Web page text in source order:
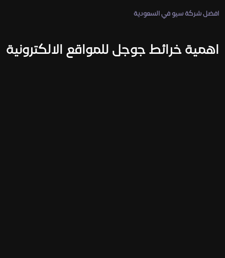
افضل شركة سيو في السعودية
اهمية خرائط جوجل للمواقع الالكترونية